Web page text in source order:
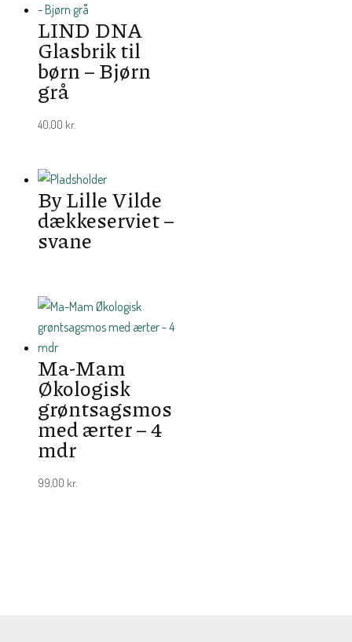
LIND DNA
Glasbrik til
børn – Bjørn
grå
40,00 kr.
By Lille Vilde
dækkeserviet –
svane
Ma-Mam
Økologisk
grøntsagsmos
med ærter – 4
mdr
99,00 kr.